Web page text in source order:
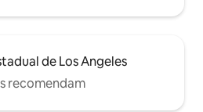
de Los Angeles
recomendam